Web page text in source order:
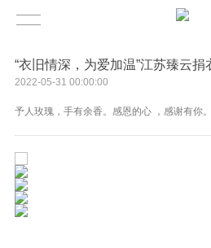
“衣旧情深，为爱加温”江苏臻云捐
2022-05-31 00:00:00
予人玫瑰，手有余香。感恩的心 ，感谢有你。